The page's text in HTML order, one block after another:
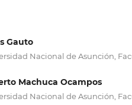
Gauto
Nacional de Asunción,
Machuca Ocampos
Nacional de Asunción,